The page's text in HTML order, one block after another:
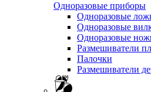
Одноразовые приборы
Одноразовые
Одноразовые
Одноразовые
Размешиватели
Палочки
Размешиватели